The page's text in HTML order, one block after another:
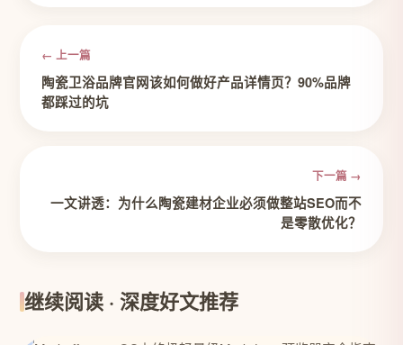
← 上一篇
陶瓷卫浴品牌官网该如何做好产品详情页？90%品牌
都踩过的坑
下一篇 →
一文讲透：为什么陶瓷建材企业必须做整站SEO而不
是零散优化？
继续阅读 · 深度好文推荐